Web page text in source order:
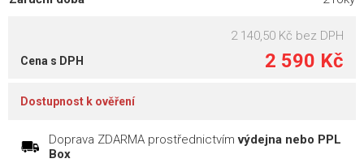
2 140,50 Kč bez DPH
2 590 Kč
Cena s DPH
Dostupnost k ověření
Doprava ZDARMA prostřednictvímvýdejna nebo PPL
Box